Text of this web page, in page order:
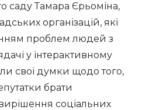
саду Тамара Єрьоміна,
організацій, які
проблем людей з
у інтерактивному
свої думки щодо того,
брати
вирішення соціальних